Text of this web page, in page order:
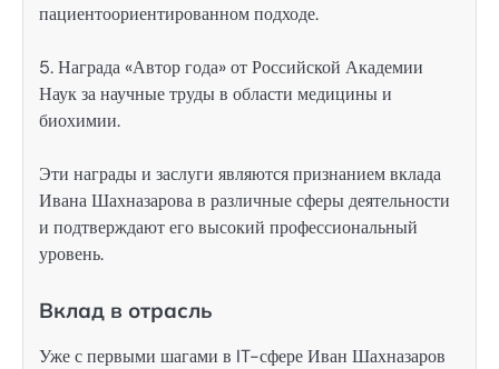
пациентоориентированном подходе.
5. Награда «Автор года» от Российской Академии
Наук за научные труды в области медицины и
биохимии.
Эти награды и заслуги являются признанием вклада
Ивана Шахназарова в различные сферы деятельности
и подтверждают его высокий профессиональный
уровень.
Вклад в отрасль
Уже с первыми шагами в IT-сфере Иван Шахназаров